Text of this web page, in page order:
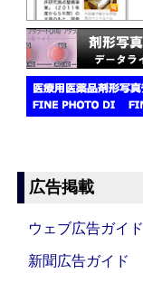
広告掲載
ウェブ広告ガイド
新聞広告ガイド